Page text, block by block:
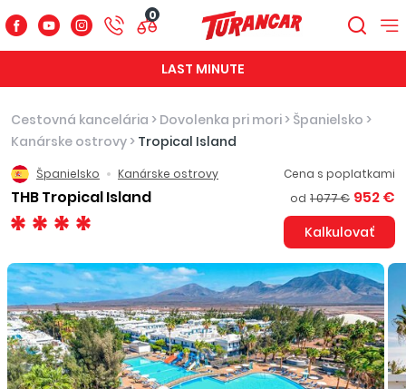
0
LAST MINUTE
Cestovná kancelária > Dovolenka pri mori > Španielsko >
Kanárske ostrovy > Tropical Island
Španielsko Kanárske ostrovy
THB Tropical Island
Cena s poplatkami
od 1 077 € 952 €
Kalkulovať